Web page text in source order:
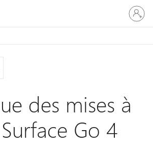
vous
à
compte
des mises à
Go 4